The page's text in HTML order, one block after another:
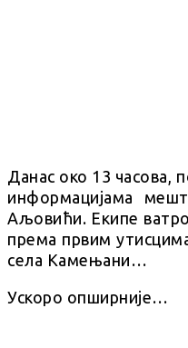
Данас око 13 часова,
информацијама
Аљовићи. Екипе
према првим
села Камењани…
Ускоро опширније…